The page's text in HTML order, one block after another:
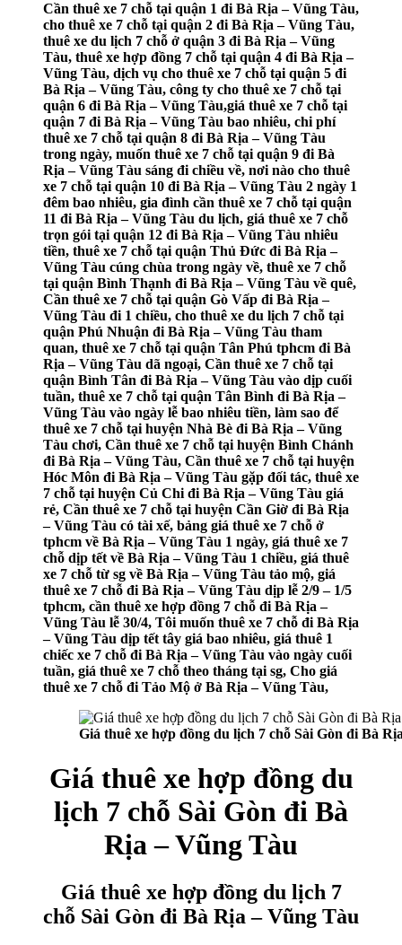
Cần thuê xe 7 chỗ tại quận 1 đi Bà Rịa – Vũng Tàu,
cho thuê xe 7 chỗ tại quận 2 đi Bà Rịa – Vũng Tàu,
thuê xe du lịch 7 chỗ ở quận 3 đi Bà Rịa – Vũng
Tàu, thuê xe hợp đồng 7 chỗ tại quận 4 đi Bà Rịa –
Vũng Tàu, dịch vụ cho thuê xe 7 chỗ tại quận 5 đi
Bà Rịa – Vũng Tàu, công ty cho thuê xe 7 chỗ tại
quận 6 đi Bà Rịa – Vũng Tàu,giá thuê xe 7 chỗ tại
quận 7 đi Bà Rịa – Vũng Tàu bao nhiêu, chi phí
thuê xe 7 chỗ tại quận 8 đi Bà Rịa – Vũng Tàu
trong ngày, muốn thuê xe 7 chỗ tại quận 9 đi Bà
Rịa – Vũng Tàu sáng đi chiều về, nơi nào cho thuê
xe 7 chỗ tại quận 10 đi Bà Rịa – Vũng Tàu 2 ngày 1
đêm bao nhiêu, gia đình cần thuê xe 7 chỗ tại quận
11 đi Bà Rịa – Vũng Tàu du lịch, giá thuê xe 7 chỗ
trọn gói tại quận 12 đi Bà Rịa – Vũng Tàu nhiêu
tiền, thuê xe 7 chỗ tại quận Thủ Đức đi Bà Rịa –
Vũng Tàu cúng chùa trong ngày về, thuê xe 7 chỗ
tại quận Bình Thạnh đi Bà Rịa – Vũng Tàu về quê,
Cần thuê xe 7 chỗ tại quận Gò Vấp đi Bà Rịa –
Vũng Tàu đi 1 chiều, cho thuê xe du lịch 7 chỗ tại
quận Phú Nhuận đi Bà Rịa – Vũng Tàu tham
quan, thuê xe 7 chỗ tại quận Tân Phú tphcm đi Bà
Rịa – Vũng Tàu dã ngoại, Cần thuê xe 7 chỗ tại
quận Bình Tân đi Bà Rịa – Vũng Tàu vào dịp cuối
tuần, thuê xe 7 chỗ tại quận Tân Bình đi Bà Rịa –
Vũng Tàu vào ngày lễ bao nhiêu tiền, làm sao để
thuê xe 7 chỗ tại huyện Nhà Bè đi Bà Rịa – Vũng
Tàu chơi, Cần thuê xe 7 chỗ tại huyện Bình Chánh
đi Bà Rịa – Vũng Tàu, Cần thuê xe 7 chỗ tại huyện
Hóc Môn đi Bà Rịa – Vũng Tàu gặp đối tác, thuê xe
7 chỗ tại huyện Củ Chi đi Bà Rịa – Vũng Tàu giá
rẻ, Cần thuê xe 7 chỗ tại huyện Cần Giờ đi Bà Rịa
– Vũng Tàu có tài xế, bảng giá thuê xe 7 chỗ ở
tphcm về Bà Rịa – Vũng Tàu 1 ngày, giá thuê xe 7
chỗ dịp tết về Bà Rịa – Vũng Tàu 1 chiều, giá thuê
xe 7 chỗ từ sg về Bà Rịa – Vũng Tàu tảo mộ, giá
thuê xe 7 chỗ đi Bà Rịa – Vũng Tàu dịp lễ 2/9 – 1/5
tphcm, cần thuê xe hợp đồng 7 chỗ đi Bà Rịa –
Vũng Tàu lễ 30/4, Tôi muốn thuê xe 7 chỗ đi Bà Rịa
– Vũng Tàu dịp tết tây giá bao nhiêu, giá thuê 1
chiếc xe 7 chỗ đi Bà Rịa – Vũng Tàu vào ngày cuối
tuần, giá thuê xe 7 chỗ theo tháng tại sg, Cho giá
thuê xe 7 chỗ đi Tảo Mộ ở Bà Rịa – Vũng Tàu,
Giá thuê xe hợp đồng du lịch 7 chỗ Sài Gòn đi Bà
Giá thuê xe hợp đồng du
lịch 7 chỗ Sài Gòn đi Bà
Rịa – Vũng Tàu
Giá thuê xe hợp đồng du lịch 7
chỗ Sài Gòn đi Bà Rịa – Vũng Tàu